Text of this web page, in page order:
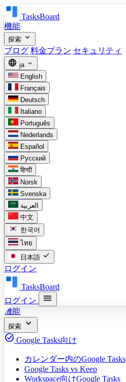
TasksBoard
機能
探索 expand_more
ブログ 料金プラン セキュリティ
language ja expand_more
English
Français
Deutsch
Italiano
Português
Nederlands
Español
Русский
हिन्दी
Norsk
Svenska
العربية
中文
한국어
ไทย
日本語 check
ログイン
TasksBoard
ログイン
menu
機能
探索 expand_more
task_alt Google Tasks向け
カレンダー内のGoogle Tasks
Google Tasks vs Keep
Workspace向けGoogle Tasks